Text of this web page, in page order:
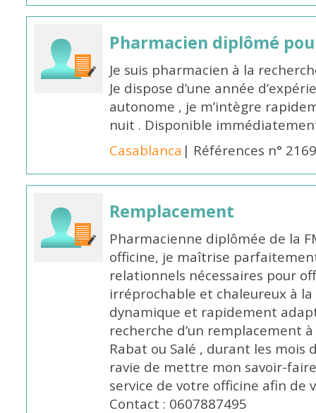
Pharmacien diplômé
Je suis pharmacien à la
Je dispose d’une année
autonome , je m’intègre
nuit . Disponible
Casablanca | Références n°
Remplacement
Pharmacienne diplômée de la
officine, je maîtrise
relationnels nécessaires pour
irréprochable et chaleureux à
dynamique et rapidement
recherche d’un remplacement
Rabat ou Salé , durant les mois
ravie de mettre mon savoir-
service de votre officine afin de
Contact : 0607887495